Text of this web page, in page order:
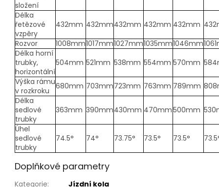
složení
Délka
řetězové
vzpěry
432mm 432mm432mm 432mm 432mm
Rozvor
1008mm1017mm1027mm1035mm1046mm
Délka horní
trubky,
horizontální
504mm 521mm 538mm 554mm 570mm
Výška rámu
v rozkroku
680mm 703mm723mm 763mm 789mm
Délka
sedlové
trubky
363mm 390mm430mm 470mm500mm
Úhel
sedlové
trubky
74.5° 74° 73.75° 73.5° 73.5°
Doplňkové parametry
Kategorie:
Jízdní kola